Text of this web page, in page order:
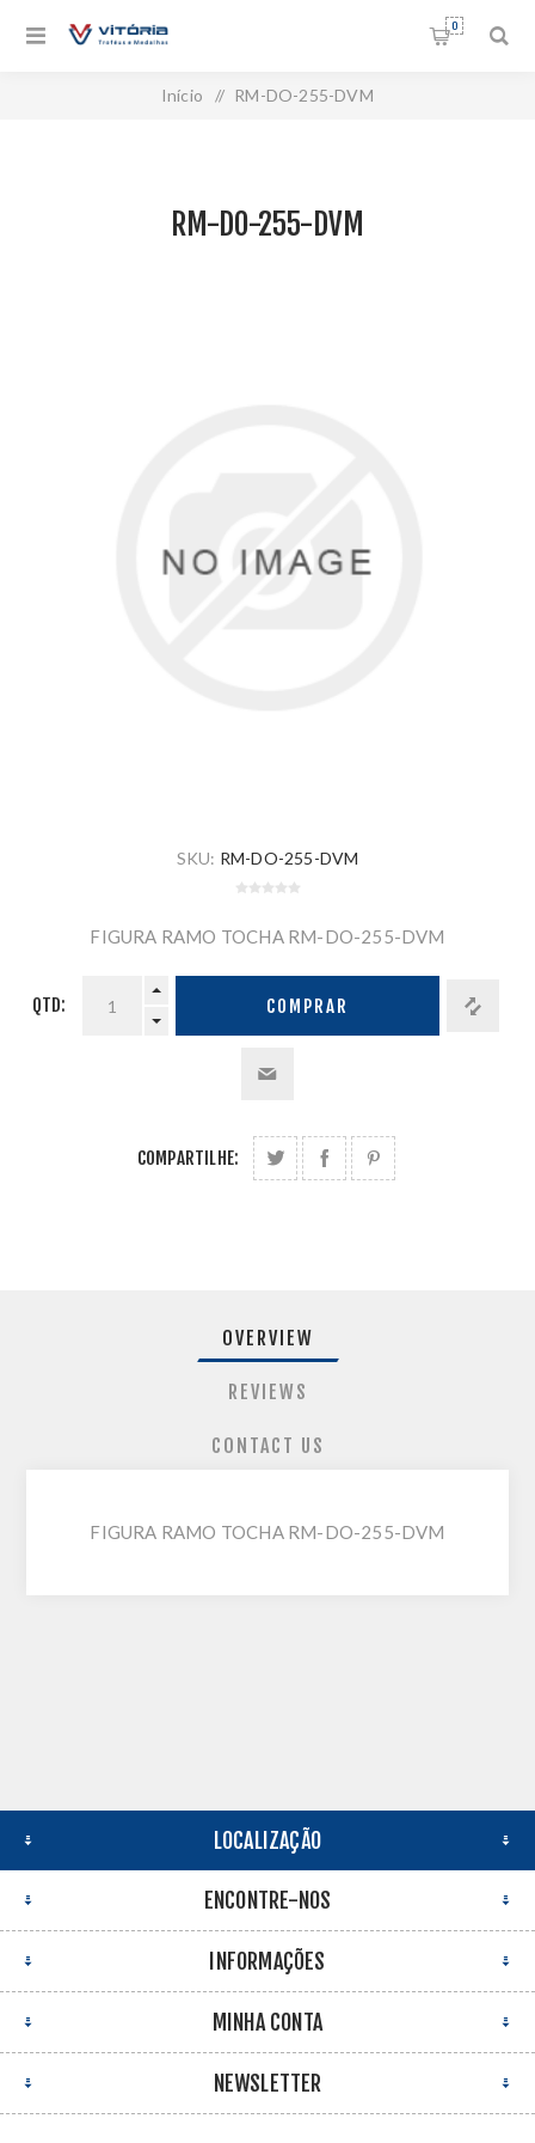
0
Início / RM-DO-255-DVM
RM-DO-255-DVM
SKU: RM-DO-255-DVM
FIGURA RAMO TOCHA RM-DO-255-DVM
QTD: COMPRAR
COMPARTILHE:
OVERVIEW
REVIEWS
CONTACT US
FIGURA RAMO TOCHA RM-DO-255-DVM
LOCALIZAÇÃO
ENCONTRE-NOS
INFORMAÇÕES
MINHA CONTA
NEWSLETTER